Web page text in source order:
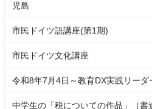
児島
市民ドイツ語講座(第1期)
市民ドイツ文化講座
令和8年7月4日～教育DX実践リーダ
中学生の「税についての作品」（書